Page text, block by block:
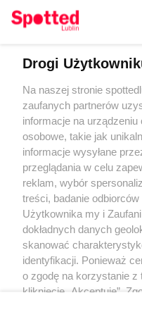
KATEGORIE
OGŁOSZENIA
WYDARZENIA
NA SKRÓTY
Regulamin
Polityka
RODO
Warunki
Drogi
Na naszej stronie
zaufanych partnerów
informacje na
osobowe, takie jak
informacje wysyłane
przeglądania w celu
reklam, wybór
treści, badanie
Użytkownika my i
dokładnych danych
skanować
identyfikacji. Ponieważ
o zgodę na korzystanie z
kliknięcie „Akceptuję”.